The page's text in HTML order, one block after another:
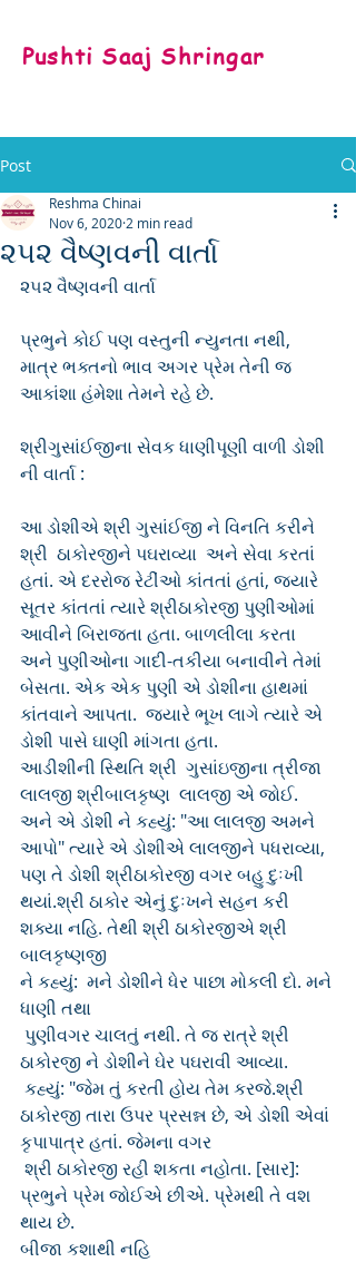
Pushti Saaj Shringar
Post
૨૫૨ વૈષ્ણવની વાર્તા
Reshma Chinai
Nov 6, 2020 2 min read
૨૫૨ વૈષ્ણવની વાર્તા
પ્રભુને કોઈ પણ વસ્તુની ન્યુનતા નથી,
માત્ર ભક્તનો ભાવ અગર પ્રેમ તેની જ
આકાંશા હંમેશા તેમને રહે છે.
શ્રીગુસાંઈજીના સેવક ધાણીપૂણી વાળી ડોશી
ની વાર્તા :
આ ડોશીએ શ્રી ગુસાંઈજી ને વિનતિ કરીને
શ્રી  ઠાકોરજીને પઘરાવ્યા  અને સેવા કરતાં
હતાં. એ દરરોજ રેટીંઓ કાંતતાં હતાં, જ્યારે
સૂતર કાંતતાં ત્યારે શ્રીઠાકોરજી પુણીઓમાં
આવીને બિરાજતા હતા. બાળલીલા કરતા
અને પુણીઓના ગાદી-તકીયા બનાવીને તેમાં
બેસતા. એક એક પુણી એ ડોશીના હાથમાં
કાંતવાને આપતા.  જ્યારે ભૂખ લાગે ત્યારે એ
ડોશી પાસે ઘાણી માંગતા હતા.
આડીશીની સ્થિતિ શ્રી  ગુસાંઇજીના ત્રીજા
લાલજી શ્રીબાલકૃષ્ણ  લાલજી એ જોઈ.
અને એ ડોશી ને કહ્યું: "આ લાલજી અમને
આપો" ત્યારે એ ડોશીએ લાલજીને પધરાવ્યા,
પણ તે ડોશી શ્રીઠાકોરજી વગર બહુ દુઃખી
થયાં.શ્રી ઠાકોર એનું દુઃખને સહન કરી
શક્યા નહિ. તેથી શ્રી ઠાકોરજીએ શ્રી
બાલકૃષ્ણજી
ને કહ્યું:  મને ડોશીને ધેર પાછા મોકલી દો. મને
ધાણી તથા
ઠાકોરજી ને ડોશીને ઘેર પઘરાવી આવ્યા.
ઠાકોરજી તારા ઉપર પ્રસન્ન છે, એ ડોશી એવાં
કૃપાપાત્ર હતાં. જેમના વગર
પ્રભુને પ્રેમ જોઈએ છીએ. પ્રેમથી તે વશ
થાય છે.
બીજા કશાથી નહિ